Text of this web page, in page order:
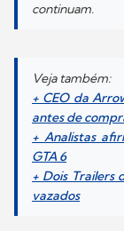
continuam.
Veja também:
+ CEO da
antes de
+ Analistas
GTA 6
+ Dois Trailers
vazados